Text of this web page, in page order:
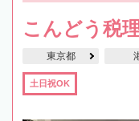
こんどう税
東京都
土日祝OK